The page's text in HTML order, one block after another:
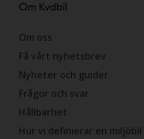
Om Kvdbil
Om oss
Få vårt nyhetsbrev
Nyheter och guider
Frågor och svar
Hållbarhet
Hur vi definierar en miljöbil